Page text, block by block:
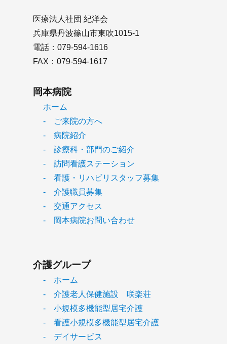
医療法人社団 紀洋会
兵庫県丹波篠山市東吹1015-1
電話：079-594-1616
FAX：079-594-1617
岡本病院
ホーム
- ご来院の方へ
- 病院紹介
- 診療科・部門のご紹介
- 訪問看護ステーション
- 看護・リハビリスタッフ募集
- 介護職員募集
- 交通アクセス
- 岡本病院お問い合わせ
介護グループ
- ホーム
- 介護老人保健施設 咲楽荘
- 小規模多機能型居宅介護
- 看護小規模多機能型居宅介護
- デイサービス